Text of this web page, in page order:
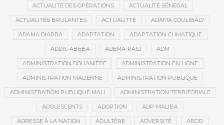
ACTUALITÉ DES OPÉRATIONS ACTUALITÉ SÉNÉGAL
ACTUALITÉS BRULANTES ACTUALITTÉ ADAMA COULIBALY
ADAMA DIARRA ADAPTATION ADAPTATION CLIMATIQUE
ADDIS-ABEBA ADEMA-PASJ ADM
ADMINISTRATION DOUANIÈRE ADMINISTRATION EN LIGNE
ADMINISTRATION MALIENNE ADMINISTRATION PUBLIQUE
ADMINISTRATION PUBLIQUE MALI ADMINISTRATION TERRITORIALE
ADOLESCENTS ADOPTION ADP-MALIBA
ADRESSE À LA NATION ADULTÈRE ADVERSITÉ AECID